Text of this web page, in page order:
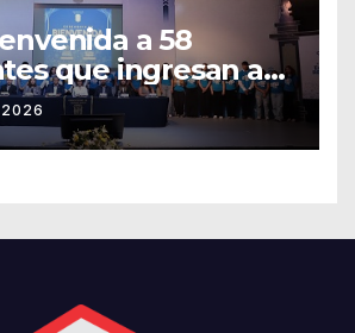
a 58
que ingresan a
los programas de